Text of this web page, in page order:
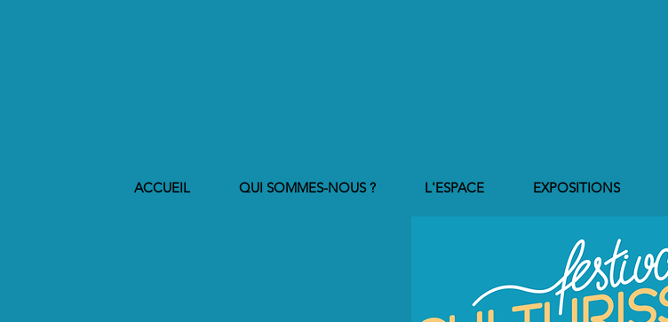
ACCUEIL QUI SOMMES-NOUS ? L'ESPACE EXPOSITIONS